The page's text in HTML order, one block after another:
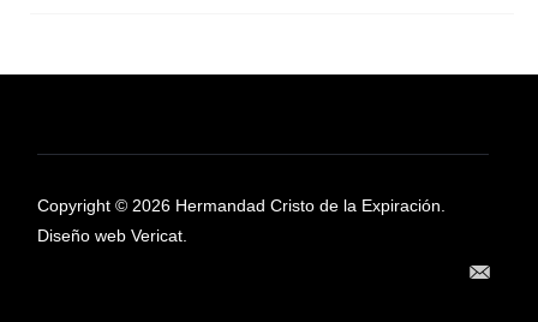
Copyright © 2026 Hermandad Cristo de la Expiración.
Diseño web Vericat.